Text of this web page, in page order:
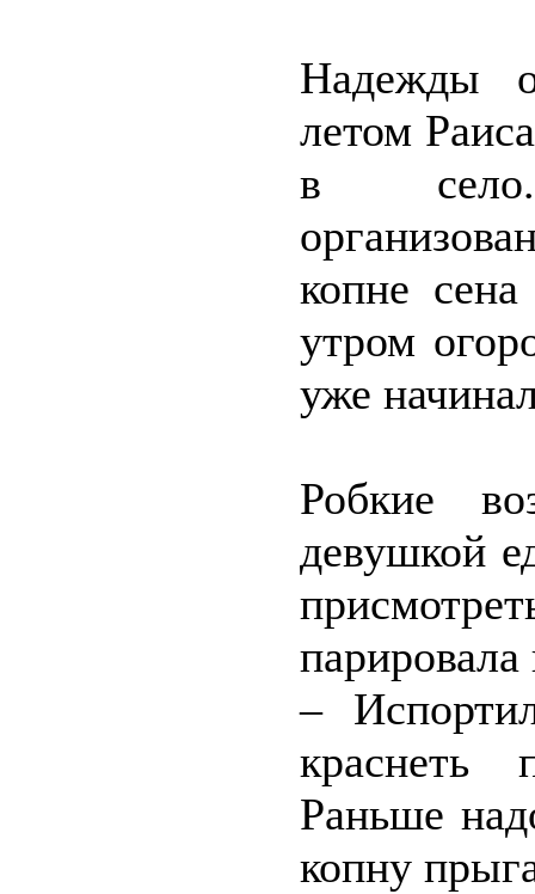
Надежды
летом
в село.
копне
утром
уже
Робкие
девушкой
–
краснеть
Раньше
копну